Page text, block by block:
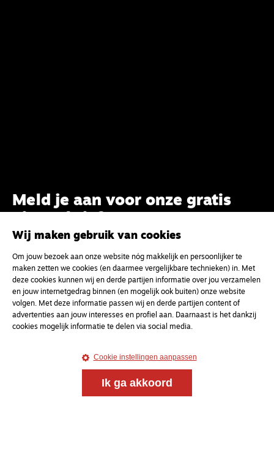
Meld je aan voor onze gratis
uw e-mailadres
Wij maken gebruik van cookies
Om jouw bezoek aan onze website nóg makkelijk en persoonlijker te
maken zetten we cookies (en daarmee vergelijkbare technieken) in. Met
deze cookies kunnen wij en derde partijen informatie over jou verzamelen
en jouw internetgedrag binnen (en mogelijk ook buiten) onze website
volgen. Met deze informatie passen wij en derde partijen content of
advertenties aan jouw interesses en profiel aan. Daarnaast is het dankzij
cookies mogelijk informatie te delen via social media.
Cookie instellingen aanpassen
Ik ga akkoord